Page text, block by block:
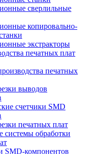
сверлильные
копировально-
экстракторы
печатных плат
печатных
выводов
счетчики SMD
печатных плат
системы обработки
SMD-компонентов